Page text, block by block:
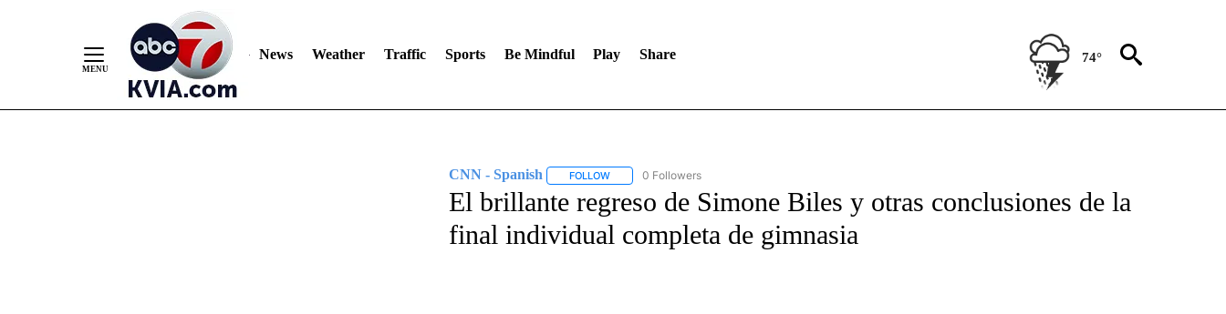
News Weather Traffic Sports Be Mindful Play Share 74°
CNN - Spanish FOLLOWFOLLOW "CNN - SPANISH" TO RECEIVE NOTIFICATIONS ABOUT NEW PAGES ON "CNN - SPANISH".
0 Followers
El brillante regreso de Simone Biles y otras conclusiones de la
final individual completa de gimnasia